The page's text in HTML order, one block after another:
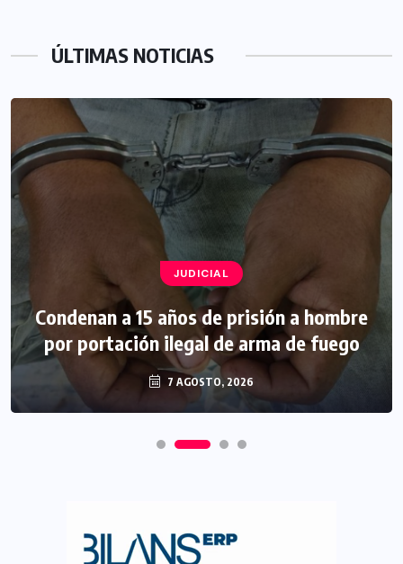
ÚLTIMAS NOTICIAS
JUDICIAL
Condenan a 15 años de prisión a hombre
por portación ilegal de arma de fuego
7 AGOSTO, 2026